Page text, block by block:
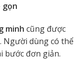
gọn
minh cũng được
Người dùng có thể
bước đơn giản.